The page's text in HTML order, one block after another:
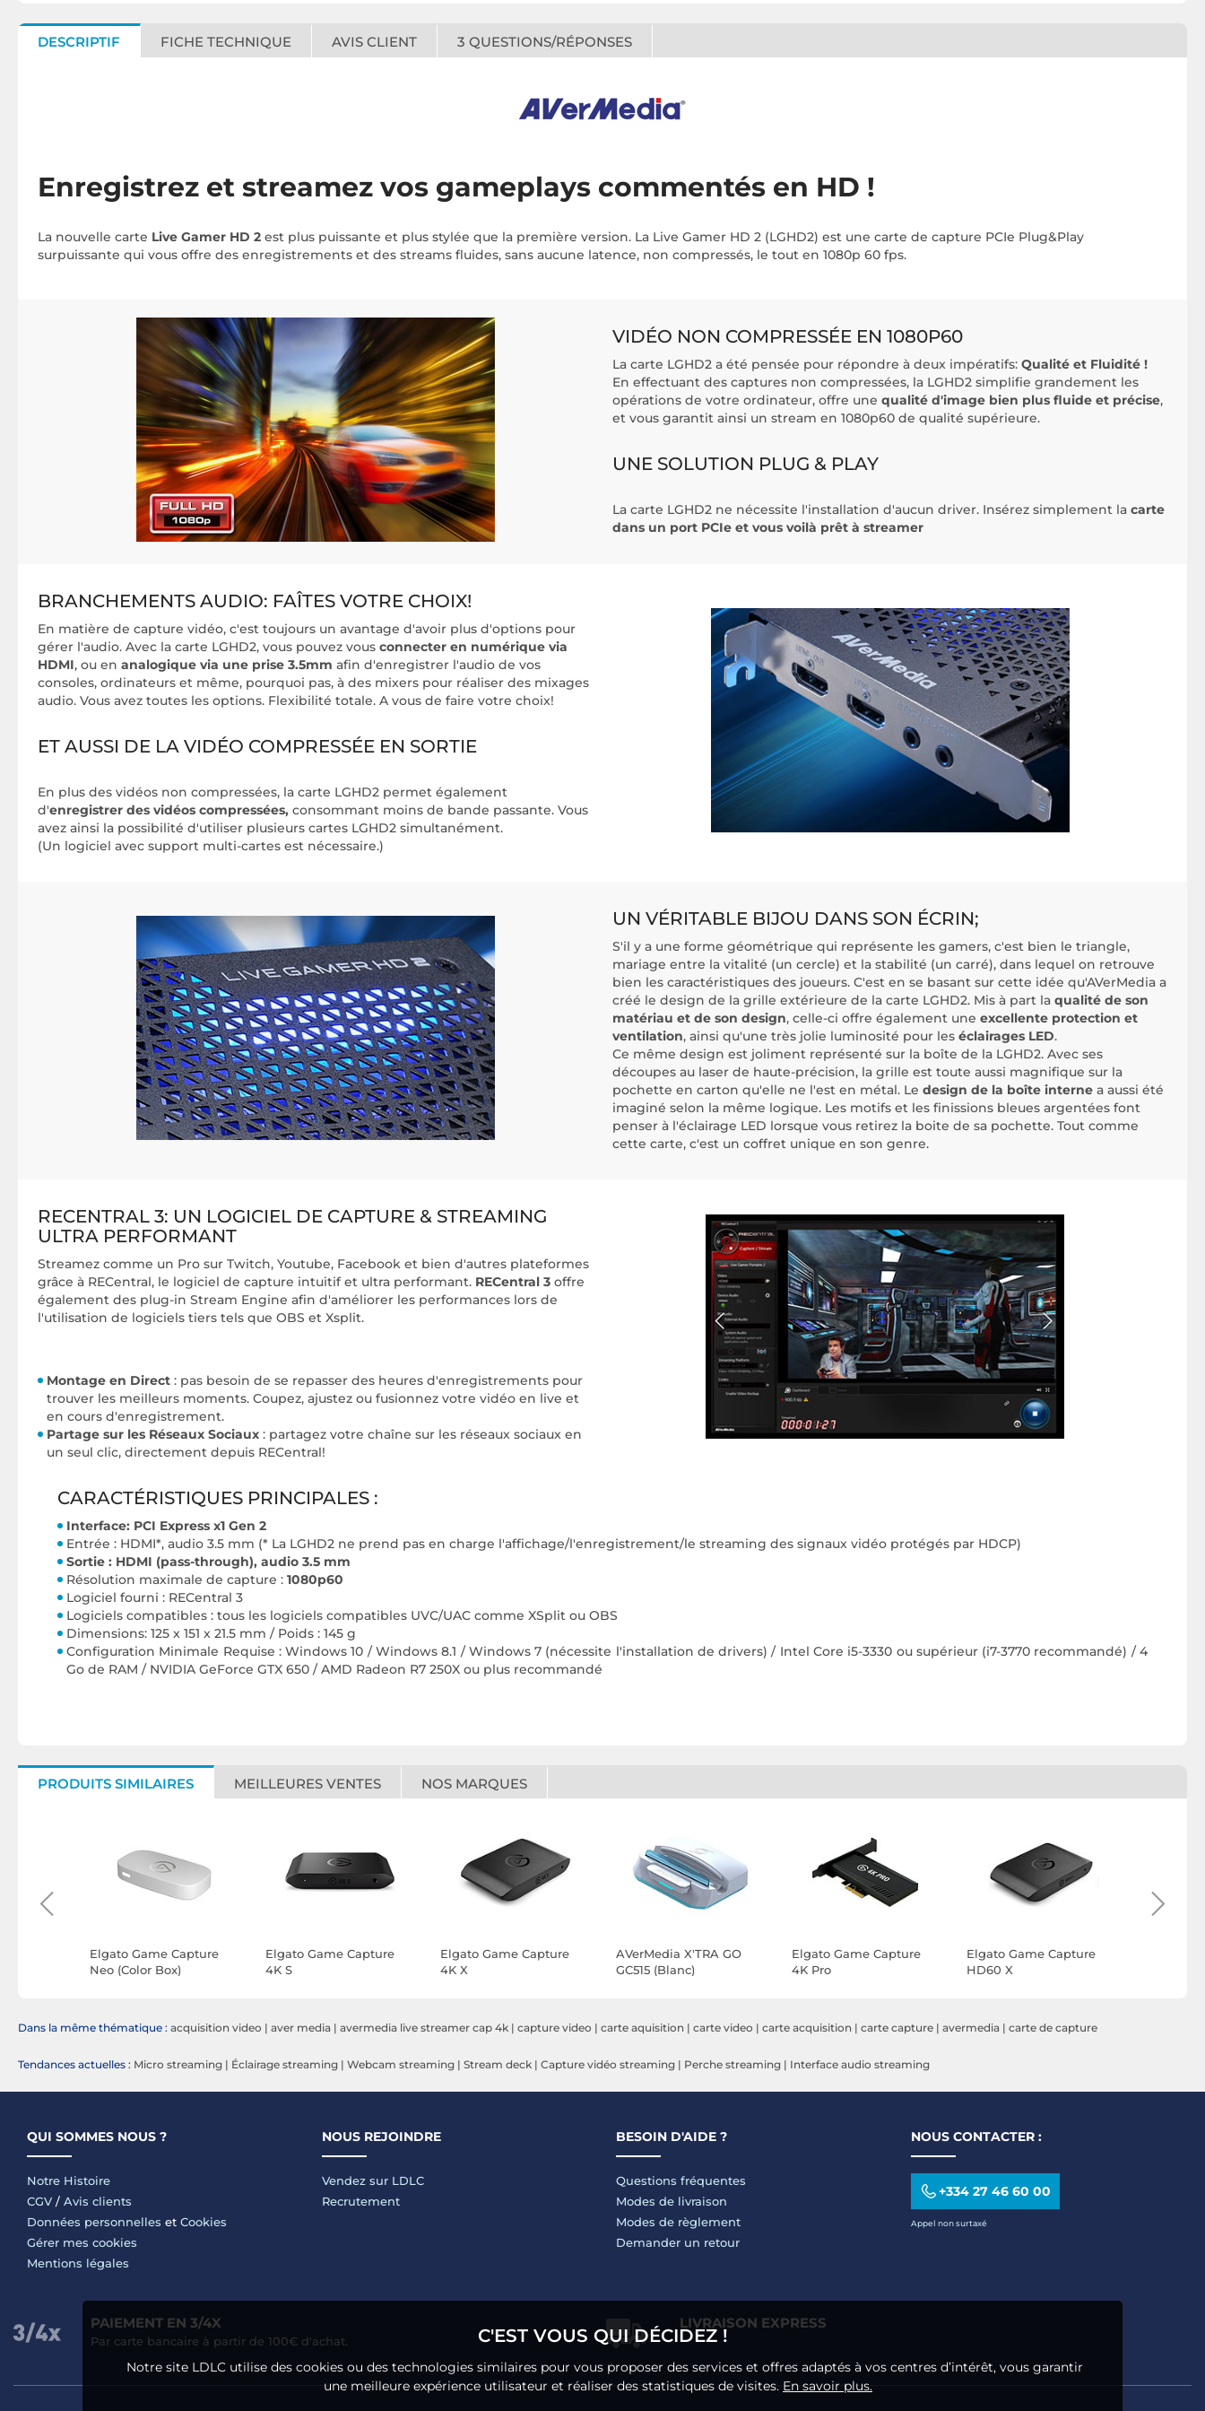
DESCRIPTIF FICHE TECHNIQUE AVIS CLIENT 3 QUESTIONS/RÉPONSES
Enregistrez et streamez vos gameplays commentés en HD !
La nouvelle carte Live Gamer HD 2 est plus puissante et plus stylée que la première version. La Live Gamer HD 2 (LGHD2) est une carte de capture PCIe Plug&Play
surpuissante qui vous offre des enregistrements et des streams fluides, sans aucune latence, non compressés, le tout en 1080p 60 fps.
VIDÉO NON COMPRESSÉE EN 1080P60
La carte LGHD2 a été pensée pour répondre à deux impératifs: Qualité et Fluidité !
En effectuant des captures non compressées, la LGHD2 simplifie grandement les
opérations de votre ordinateur, offre une qualité d'image bien plus fluide et précise,
et vous garantit ainsi un stream en 1080p60 de qualité supérieure.
UNE SOLUTION PLUG & PLAY
La carte LGHD2 ne nécessite l'installation d'aucun driver. Insérez simplement la carte
dans un port PCIe et vous voilà prêt à streamer
BRANCHEMENTS AUDIO: FAÎTES VOTRE CHOIX!
En matière de capture vidéo, c'est toujours un avantage d'avoir plus d'options pour
gérer l'audio. Avec la carte LGHD2, vous pouvez vous connecter en numérique via
HDMI, ou en analogique via une prise 3.5mm afin d'enregistrer l'audio de vos
consoles, ordinateurs et même, pourquoi pas, à des mixers pour réaliser des mixages
audio. Vous avez toutes les options. Flexibilité totale. A vous de faire votre choix!
ET AUSSI DE LA VIDÉO COMPRESSÉE EN SORTIE
En plus des vidéos non compressées, la carte LGHD2 permet également
d'enregistrer des vidéos compressées, consommant moins de bande passante. Vous
avez ainsi la possibilité d'utiliser plusieurs cartes LGHD2 simultanément.
(Un logiciel avec support multi-cartes est nécessaire.)
UN VÉRITABLE BIJOU DANS SON ÉCRIN;
S'il y a une forme géométrique qui représente les gamers, c'est bien le triangle,
mariage entre la vitalité (un cercle) et la stabilité (un carré), dans lequel on retrouve
bien les caractéristiques des joueurs. C'est en se basant sur cette idée qu'AVerMedia a
créé le design de la grille extérieure de la carte LGHD2. Mis à part la qualité de son
matériau et de son design, celle-ci offre également une excellente protection et
ventilation, ainsi qu'une très jolie luminosité pour les éclairages LED.
Ce même design est joliment représenté sur la boîte de la LGHD2. Avec ses
découpes au laser de haute-précision, la grille est toute aussi magnifique sur la
pochette en carton qu'elle ne l'est en métal. Le design de la boîte interne a aussi été
imaginé selon la même logique. Les motifs et les finissions bleues argentées font
penser à l'éclairage LED lorsque vous retirez la boite de sa pochette. Tout comme
cette carte, c'est un coffret unique en son genre.
RECENTRAL 3: UN LOGICIEL DE CAPTURE & STREAMING
ULTRA PERFORMANT
Streamez comme un Pro sur Twitch, Youtube, Facebook et bien d'autres plateformes
grâce à RECentral, le logiciel de capture intuitif et ultra performant. RECentral 3 offre
également des plug-in Stream Engine afin d'améliorer les performances lors de
l'utilisation de logiciels tiers tels que OBS et Xsplit.
Montage en Direct : pas besoin de se repasser des heures d'enregistrements pour
trouver les meilleurs moments. Coupez, ajustez ou fusionnez votre vidéo en live et
en cours d'enregistrement.
Partage sur les Réseaux Sociaux : partagez votre chaîne sur les réseaux sociaux en
un seul clic, directement depuis RECentral!
CARACTÉRISTIQUES PRINCIPALES :
Interface: PCI Express x1 Gen 2
Entrée : HDMI*, audio 3.5 mm (* La LGHD2 ne prend pas en charge l'affichage/l'enregistrement/le streaming des signaux vidéo protégés par HDCP)
Sortie : HDMI (pass-through), audio 3.5 mm
Résolution maximale de capture : 1080p60
Logiciel fourni : RECentral 3
Logiciels compatibles : tous les logiciels compatibles UVC/UAC comme XSplit ou OBS
Dimensions: 125 x 151 x 21.5 mm / Poids : 145 g
Configuration Minimale Requise : Windows 10 / Windows 8.1 / Windows 7 (nécessite l'installation de drivers) / Intel Core i5-3330 ou supérieur (i7-3770 recommandé) / 4
Go de RAM / NVIDIA GeForce GTX 650 / AMD Radeon R7 250X ou plus recommandé
PRODUITS SIMILAIRES MEILLEURES VENTES NOS MARQUES
Elgato Game Capture
Neo (Color Box)
Elgato Game Capture
4K S
Elgato Game Capture
4K X
AVerMedia X'TRA GO
GC515 (Blanc)
Elgato Game Capture
4K Pro
Elgato Game Capture
HD60 X
Dans la même thématique : acquisition video | aver media | avermedia live streamer cap 4k | capture video | carte aquisition | carte video | carte acquisition | carte capture | avermedia | carte de capture
Tendances actuelles : Micro streaming | Éclairage streaming | Webcam streaming | Stream deck | Capture vidéo streaming | Perche streaming | Interface audio streaming
QUI SOMMES NOUS ?
Notre Histoire
CGV / Avis clients
Données personnelles et Cookies
Gérer mes cookies
Mentions légales
NOUS REJOINDRE
Vendez sur LDLC
Recrutement
BESOIN D'AIDE ?
Questions fréquentes
Modes de livraison
Modes de règlement
Demander un retour
NOUS CONTACTER :
+334 27 46 60 00
Appel non surtaxé
PAIEMENT EN 3/4X
Par carte bancaire à partir de 100€ d'achat.
LIVRAISON EXPRESS
C'EST VOUS QUI DÉCIDEZ !
Notre site LDLC utilise des cookies ou des technologies similaires pour vous proposer des services et offres adaptés à vos centres d’intérêt, vous garantir
une meilleure expérience utilisateur et réaliser des statistiques de visites. En savoir plus.